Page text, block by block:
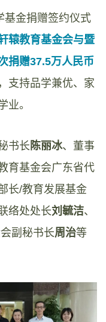
基金捐赠签约仪式
辕教育基金会与暨
捐赠37.5万人民币
支持品学兼优、家
业。
书长 陈丽冰、董事
育基金会广东省代
长/教育发展基金
络处处长刘毓洁、
副秘书长周治等